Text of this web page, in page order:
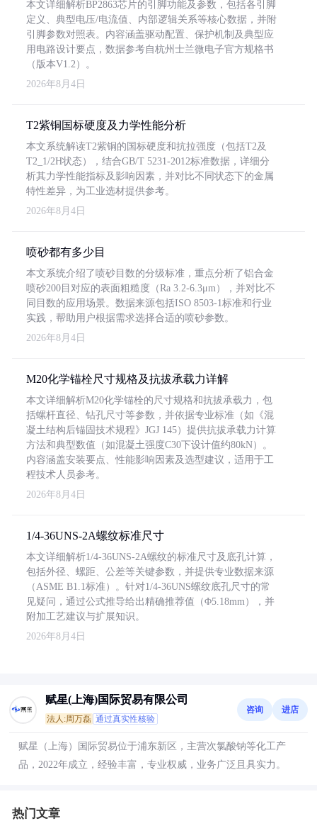
本文详细解析BP2863芯片的引脚功能及参数，包括各引脚
定义、典型电压/电流值、内部逻辑关系等核心数据，并附
引脚参数对照表。内容涵盖驱动配置、保护机制及典型应
用电路设计要点，数据参考自杭州士兰微电子官方规格书
（版本V1.2）。
2026年8月4日
T2紫铜国标硬度及力学性能分析
本文系统解读T2紫铜的国标硬度和抗拉强度（包括T2及
T2_1/2H状态），结合GB/T 5231-2012标准数据，详细分
析其力学性能指标及影响因素，并对比不同状态下的金属
特性差异，为工业选材提供参考。
2026年8月4日
喷砂都有多少目
本文系统介绍了喷砂目数的分级标准，重点分析了铝合金
喷砂200目对应的表面粗糙度（Ra 3.2-6.3μm），并对比不
同目数的应用场景。数据来源包括ISO 8503-1标准和行业
实践，帮助用户根据需求选择合适的喷砂参数。
2026年8月4日
M20化学锚栓尺寸规格及抗拔承载力详解
本文详细解析M20化学锚栓的尺寸规格和抗拔承载力，包
括螺杆直径、钻孔尺寸等参数，并依据专业标准（如《混
凝土结构后锚固技术规程》JGJ 145）提供抗拔承载力计算
方法和典型数值（如混凝土强度C30下设计值约80kN）。
内容涵盖安装要点、性能影响因素及选型建议，适用于工
程技术人员参考。
2026年8月4日
1/4-36UNS-2A螺纹标准尺寸
本文详细解析1/4-36UNS-2A螺纹的标准尺寸及底孔计算，
包括外径、螺距、公差等关键参数，并提供专业数据来源
（ASME B1.1标准）。针对1/4-36UNS螺纹底孔尺寸的常
见疑问，通过公式推导给出精确推荐值（Φ5.18mm），并
附加工艺建议与扩展知识。
2026年8月4日
赋星(上海)国际贸易有限公司
法人:周万磊 通过真实性核验
咨询 进店
赋星（上海）国际贸易位于浦东新区，主营次氯酸钠等化工产
品，2022年成立，经验丰富，专业权威，业务广泛且具实力。
热门文章